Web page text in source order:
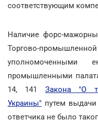
соответствующим
Наличие форс-
Торгово-
уполномоченными
промышленными
14, 141 Закона "О
Украины" путем
ответчика не было